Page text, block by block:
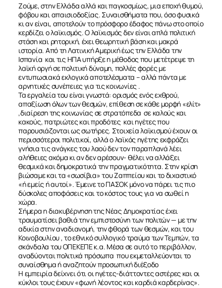
ΣΧΕΤΙΚΑ
ΝΕΑ
ΕΠΙΚΟΙΝΩΝΙΑ
Ζούμε, στην Ελλάδα αλλά και παγκοσμίως, μια εποχή θυμού,
φόβου και απαισιοδοξίας. Συναισθήματα που, όσο φυσικά
κι αν είναι, αποτελούν το πρόσφορο έδαφος πάνω στο οποίο
κερδίζει ο λαϊκισμός. Ο λαϊκισμός δεν είναι απλά πολιτική
στάση και ρητορική, έχει θεωρητική βάση και μακρά
ιστορία. Από τη Λατινική Αμερική έως την Ελλάδα την
Ισπανία και τις ΗΠΑ υπήρξε η μέθοδος που μετέτρεψε τη
λαϊκή οργή σε πολιτική δύναμη, πολλές φορές με
εντυπωσιακά εκλογικά αποτελέσματα – αλλά πάντα με
αρνητικές συνέπειες για τις κοινωνίες .
Τα εργαλεία του είναι γνωστά: ορισμός ενός εχθρού,
απαξίωση όλων των θεσμών, επίθεση σε κάθε μορφή «ελίτ»
,διαίρεση της κοινωνίας σε στρατόπεδα σε καλούς και
κακούς, πατριώτες και προδότες και ηγέτες που
παρουσιάζονται ως σωτήρες. Στοιχεία λαϊκισμού έχουν οι
περισσότεροι πολιτικοί, αλλά ο λαϊκός ηγέτης εκφράζει
γνήσια τις ανάγκες του λαού δεν τον παραπλανά λέει
αλήθειες ακόμα κι αν δεν αρέσουν- θέλει να αλλάξει
θεσμικά και δημοκρατικά την πραγματικότητα. Στην κρίση
βιώσαμε και τα «σωσίβια» του Ζαππείου και το διχαστικό
«ή εμείς ή αυτοί». Έμεινε το ΠΑΣΟΚ μόνο να πάρει τις πιο
δύσκολες αποφάσεις και το κόστος τους για να σωθεί η
χώρα.
Σήμερα η διακυβέρνηση της Νέας Δημοκρατίας έχει
τραυματίσει βαθιά την εμπιστοσύνη των πολιτών — με την
αδικία στην αναδιανομή, την φθορά των θεσμών, και του
Κοινοβουλίου , το εθνικό συλλογικό τραύμα των Τεμπών, τα
σκάνδαλα του ΟΠΕΚΕΠΕ κ.α. Μέσα σε αυτό το περιβάλλον,
αναδύονται πολιτικά πρόσωπα που εκμεταλλεύονται το
συναίσθημα ή αναζητούν προσωπική διέξοδο
Η εμπειρία δείχνει ότι οι ηγέτες-διάττοντες αστέρες και οι
κύκλοι τους έχουν «φωνή λέοντος και καρδιά καρδερίνας».